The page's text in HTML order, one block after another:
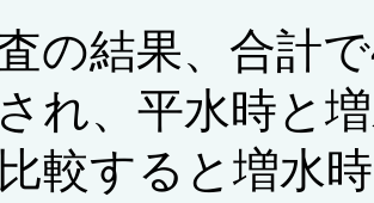
の結果、合計
れ、平水時と
較すると増水